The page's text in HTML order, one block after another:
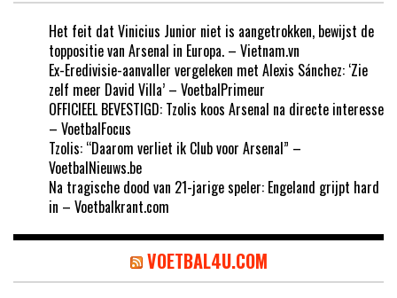
Het feit dat Vinicius Junior niet is aangetrokken, bewijst de
toppositie van Arsenal in Europa. – Vietnam.vn
Ex-Eredivisie-aanvaller vergeleken met Alexis Sánchez: ‘Zie
zelf meer David Villa’ – VoetbalPrimeur
OFFICIEEL BEVESTIGD: Tzolis koos Arsenal na directe interesse
– VoetbalFocus
Tzolis: “Daarom verliet ik Club voor Arsenal” –
VoetbalNieuws.be
Na tragische dood van 21-jarige speler: Engeland grijpt hard
in – Voetbalkrant.com
VOETBAL4U.COM